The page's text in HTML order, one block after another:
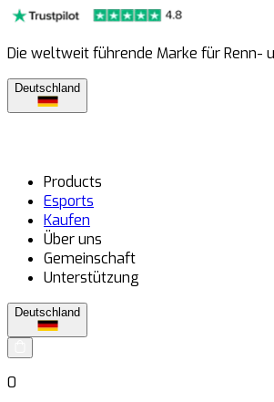
Die weltweit führende Marke für Renn-
Deutschland
Products
Esports
Kaufen
Über uns
Gemeinschaft
Unterstützung
Deutschland
0